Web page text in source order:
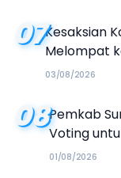
07Kesaksian
Melompat
03/08/2026
08Pemkab
Voting
01/08/2026